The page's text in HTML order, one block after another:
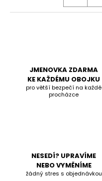
JMENOVKA ZDARMA
KE KAŽDÉMU OBOJKU
pro větší bezpečí na každé
procházce
NESEDÍ? UPRAVÍME
NEBO VYMĚNÍME
žádný stres s objednávkou